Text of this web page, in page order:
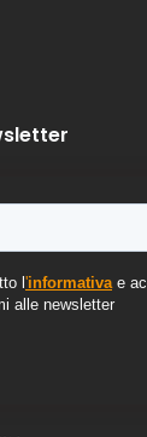
l 'informativae
alle newsletter